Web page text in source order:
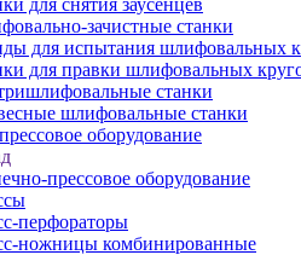
для снятия заусенцев
зачистные станки
для испытания шлифовальных
для правки шлифовальных
станки
шлифовальные станки
оборудование
прессовое оборудование
перфораторы
ножницы комбинированные